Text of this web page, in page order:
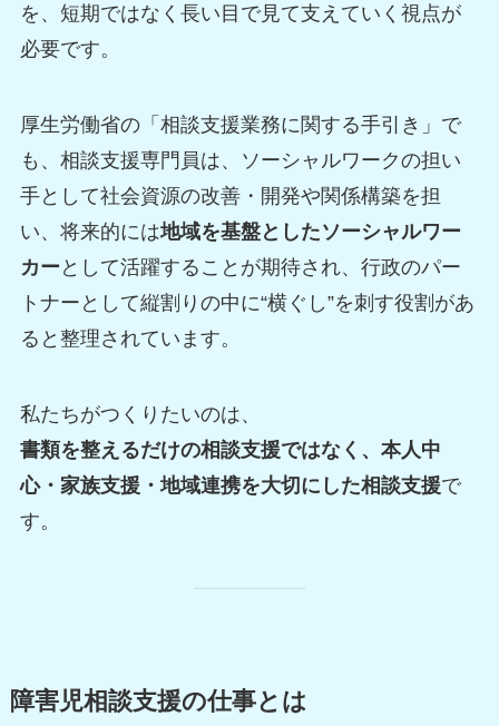
を、短期ではなく長い目で見て支えていく視点が
必要です。
厚生労働省の「相談支援業務に関する手引き」で
も、相談支援専門員は、ソーシャルワークの担い
手として社会資源の改善・開発や関係構築を担
い、将来的には地域を基盤としたソーシャルワー
カー として活躍することが期待され、行政のパー
トナーとして縦割りの中に“横ぐし”を刺す役割があ
ると整理されています。
私たちがつくりたいのは、
書類を整えるだけの相談支援ではなく、本人中
心・家族支援・地域連携を大切にした相談支援で
す。
障害児相談支援の仕事とは